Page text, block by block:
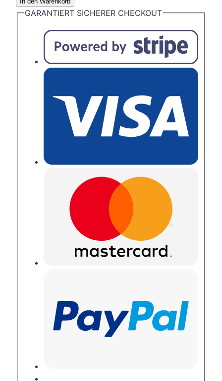
Kerzen
Christmas
Menge
GARANTIERT SICHERER CHECKOUT